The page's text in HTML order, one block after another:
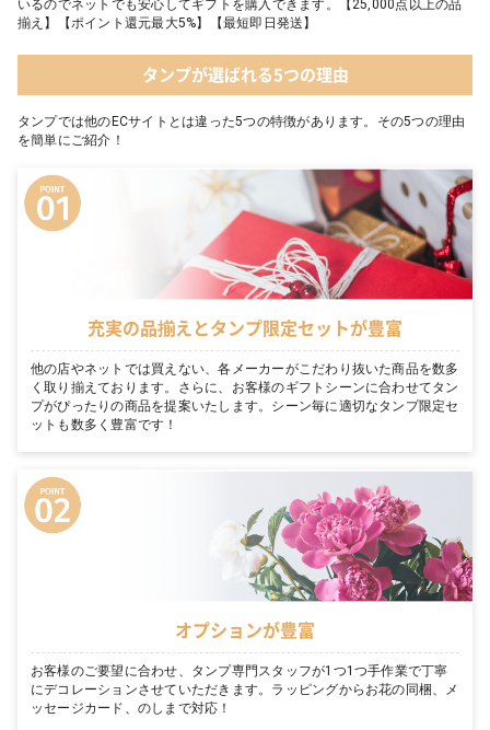
いるのでネットでも安心してギフトを購入できます。【25,000点以上の品
揃え】【ポイント還元最大5%】【最短即日発送】
タンプが選ばれる5つの理由
タンプでは他のECサイトとは違った5つの特徴があります。その5つの理由
を簡単にご紹介！
充実の品揃えとタンプ限定セットが豊富
他の店やネットでは買えない、各メーカーがこだわり抜いた商品を数多
く取り揃えております。さらに、お客様のギフトシーンに合わせてタン
プがぴったりの商品を提案いたします。シーン毎に適切なタンプ限定セ
ットも数多く豊富です！
オプションが豊富
お客様のご要望に合わせ、タンプ専門スタッフが1つ1つ手作業で丁寧
にデコレーションさせていただきます。ラッピングからお花の同梱、メ
ッセージカード、のしまで対応！